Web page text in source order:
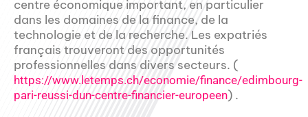
centre économique important, en particulier
dans les domaines de la finance, de la
technologie et de la recherche. Les expatriés
français trouveront des opportunités
professionnelles dans divers secteurs. (
https://www.letemps.ch/economie/finance/edimbourg-
pari-reussi-dun-centre-financier-europeen) .